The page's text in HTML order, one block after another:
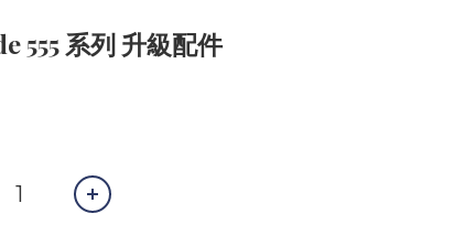
555 系列 升級配件